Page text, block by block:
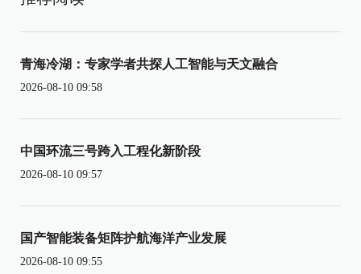
青海冷湖：专家学者共探人工智能与天文融合
2026-08-10 09:58
中国环流三号跨入工程化新阶段
2026-08-10 09:57
国产智能装备矩阵护航海洋产业发展
2026-08-10 09:55